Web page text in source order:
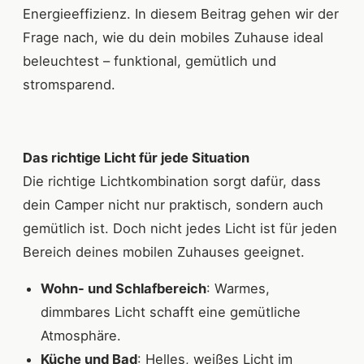
Energieeffizienz. In diesem Beitrag gehen wir der
Frage nach, wie du dein mobiles Zuhause ideal
beleuchtest – funktional, gemütlich und
stromsparend.
Das richtige Licht für jede Situation
Die richtige Lichtkombination sorgt dafür, dass
dein Camper nicht nur praktisch, sondern auch
gemütlich ist. Doch nicht jedes Licht ist für jeden
Bereich deines mobilen Zuhauses geeignet.
Wohn- und Schlafbereich: Warmes,
dimmbares Licht schafft eine gemütliche
Atmosphäre.
Küche und Bad: Helles, weißes Licht im